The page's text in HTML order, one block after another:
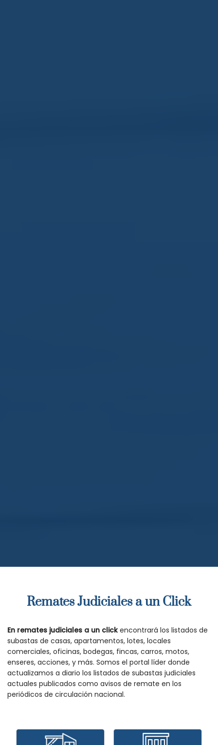
Remates Judiciales a un Click
En remates judiciales a un clickencontrará los listados de
subastas de casas, apartamentos, lotes, locales
comerciales, oficinas, bodegas, fincas, carros, motos,
enseres, acciones, y más. Somos el portal líder donde
actualizamos a diario los listados de subastas judiciales
actuales publicados como avisos de remate en los
periódicos de circulación nacional.